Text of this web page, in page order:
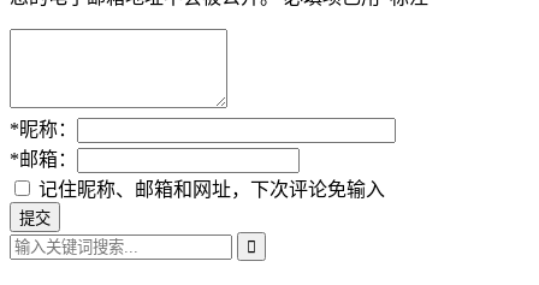
*昵称：
*邮箱：
记住昵称、邮箱和网址，下次评论免输入